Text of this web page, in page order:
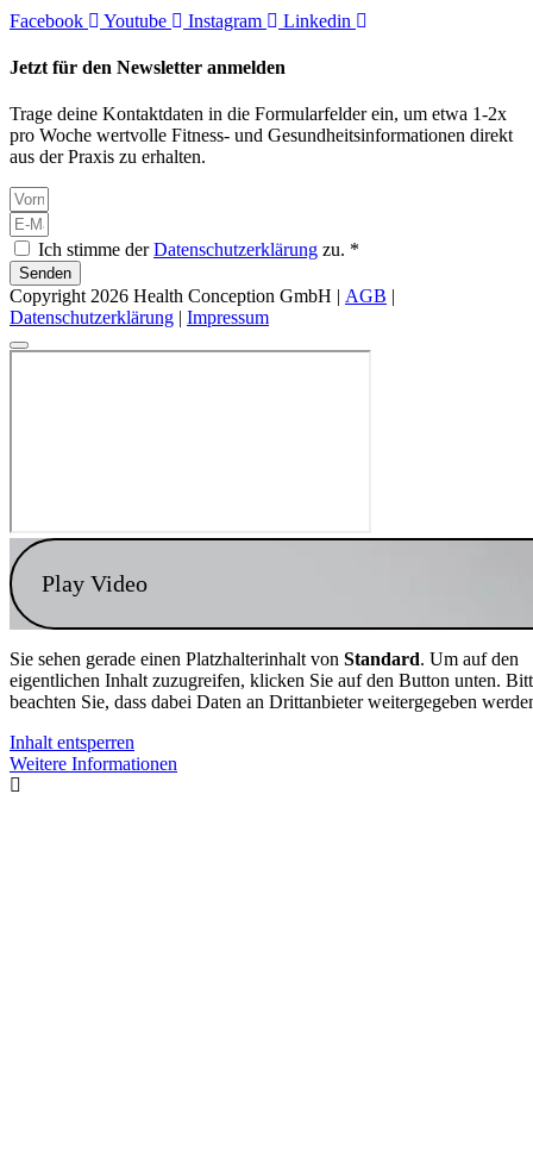
Facebook Youtube Instagram Linkedin
Jetzt für den Newsletter anmelden
Trage deine Kontaktdaten in die Formularfelder ein, um etwa 1-2x
pro Woche wertvolle Fitness- und Gesundheitsinformationen direkt
aus der Praxis zu erhalten.
Ich stimme derDatenschutzerklärung zu. *
Senden
Copyright 2026 Health Conception GmbH | AGB
Datenschutzerklärung
Impressum
Play Video
Sie sehen gerade einen Platzhalterinhalt von Standard. Um auf den
eigentlichen Inhalt zuzugreifen, klicken Sie auf den Button unten.
beachten Sie, dass dabei Daten an Drittanbieter weitergegeben
Inhalt entsperren
Weitere Informationen